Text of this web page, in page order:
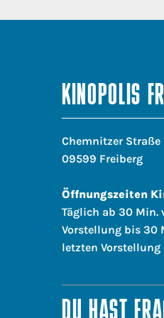
KINOPOLIS
Chemnitzer Straße
09599 Freiberg
Öffnungszeiten
Täglich ab 30 Min.
Vorstellung bis 30
letzten Vorstellung